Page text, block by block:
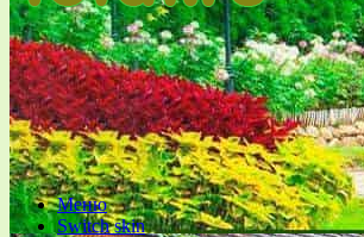
Меню
Switch skin